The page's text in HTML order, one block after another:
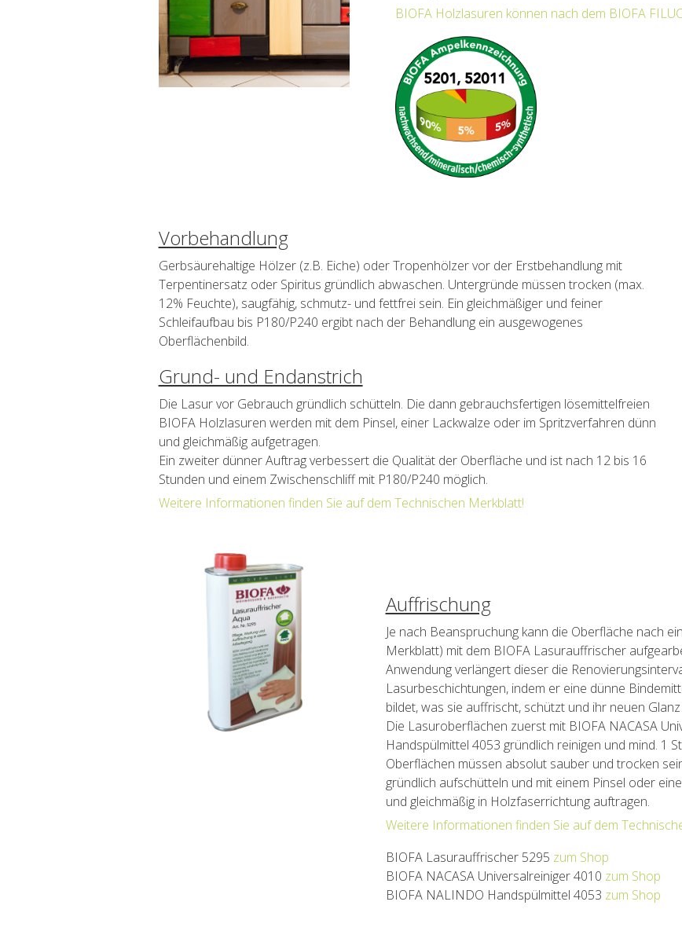
BIOFA Holzlasuren können nach dem BIOFA
Vorbehandlung
Gerbsäurehaltige Hölzer (z.B. Eiche) oder Tropenhölzer vor der Erstbehandlung mit
Terpentinersatz oder Spiritus gründlich abwaschen. Untergründe müssen trocken (max.
12% Feuchte), saugfähig, schmutz- und fettfrei sein. Ein gleichmäßiger und feiner
Schleifaufbau bis P180/P240 ergibt nach der Behandlung ein ausgewogenes
Oberflächenbild.
Grund- und Endanstrich
Die Lasur vor Gebrauch gründlich schütteln. Die dann gebrauchsfertigen lösemittelfreien
BIOFA Holzlasuren werden mit dem Pinsel, einer Lackwalze oder im Spritzverfahren dünn
und gleichmäßig aufgetragen.
Ein zweiter dünner Auftrag verbessert die Qualität der Oberfläche und ist nach 12 bis 16
Stunden und einem Zwischenschliff mit P180/P240 möglich.
Weitere Informationen finden Sie auf dem Technischen Merkblatt!
Auffrischung
Je nach Beanspruchung kann die Oberfläche nach
Merkblatt) mit dem BIOFA Lasurauffrischer
Anwendung verlängert dieser die
Lasurbeschichtungen, indem er eine dünne
bildet, was sie auffrischt, schützt und ihr neuen
Die Lasuroberflächen zuerst mit BIOFA NACASA
Handspülmittel 4053 gründlich reinigen und mind. 1
Oberflächen müssen absolut sauber und trocken
gründlich aufschütteln und mit einem Pinsel oder
und gleichmäßig in Holzfaserrichtung auftragen.
Weitere Informationen finden Sie auf dem
BIOFA Lasurauffrischer 5295 zum Shop
BIOFA NACASA Universalreiniger 4010 zum Shop
BIOFA NALINDO Handspülmittel 4053 zum Shop